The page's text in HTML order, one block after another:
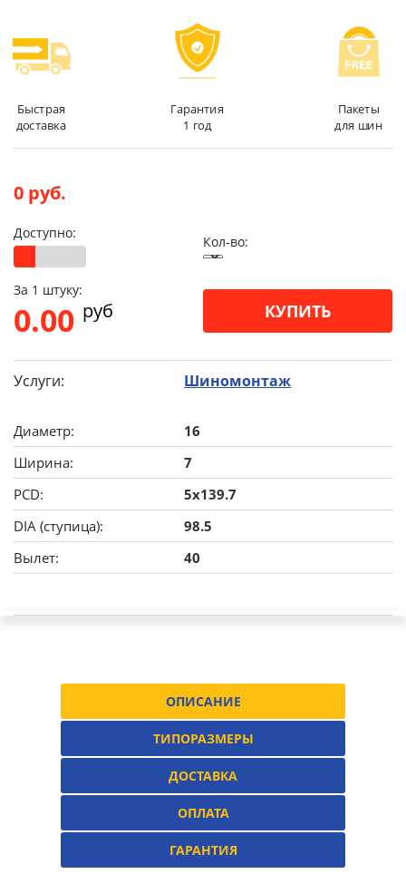
Быстрая
доставка
Гарантия
1 год
Пакеты
для шин
0 руб.
Доступно:
Кол-во:
За 1 штуку:
0.00 pуб КУПИТЬ
Услуги: Шиномонтаж
Диаметр:
16
Ширина:
7
PCD:
5x139.7
DIA (ступица):
98.5
Вылет:
40
ОПИСАНИЕ
ТИПОРАЗМЕРЫ
ДОСТАВКА
ОПЛАТА
ГАРАНТИЯ